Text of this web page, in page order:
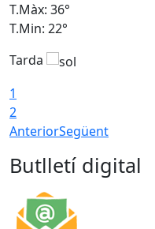
T.Màx: 36°
T.Min: 22°
Tarda
1
2
AnteriorSegüent
Butlletí digital